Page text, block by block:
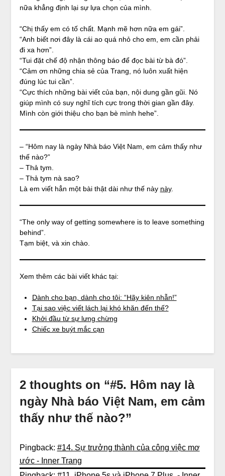
nữa khẳng định lại sự lựa chọn của mình.
“Chị thấy em có tố chất. Mạnh mẽ hơn nữa em gái”.
“Anh biết nơi đây là cái ao quá nhỏ cho em, em cần phải
đi xa hơn”.
“Tui đặt chế độ nhận thông báo để đọc bài từ bà đó”.
“Cảm ơn những chia sẻ của Trang, nó luôn xuất hiện
đúng lúc tui cần”.
“Cực thích những bài viết của bạn, nội dung gần gũi. Nó
giúp mình có suy nghĩ tích cực trong thời gian gần đây.
Mình còn giới thiệu cho bạn bè mình hehe”.
– “Hôm nay là ngày Nhà báo Việt Nam, em cảm thấy như
thế nào?”
– Thả tym.
– Thả tym nà sao?
Là em viết hẳn một bài thật dài như thế này này.
“The only way of getting somewhere is to leave something
behind”.
Tạm biệt, và xin chào.
Xem thêm các bài viết khác tại:
Dành cho bạn, dành cho tôi: “Hãy kiên nhẫn!”
Tại sao việc viết lách lại khó khăn đến thế?
Khởi đầu từ sự lưng chừng
Chiếc xe buýt mắc cạn
2 thoughts on “#5. Hôm nay là
ngày Nhà báo Việt Nam, em cảm
thấy như thế nào?”
Pingback: #14. Sự trưởng thành của công việc mơ
ước - Inner Trang